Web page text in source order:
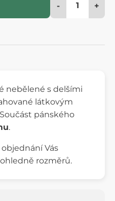
- +
nebělené s delšími
látkovým
pánského
.
Vás
rozměrů.